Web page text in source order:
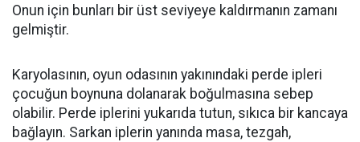
Onun için bunları bir üst seviyeye kaldırmanın zamanı
gelmiştir.
Karyolasının, oyun odasının yakınındaki perde ipleri
çocuğun boynuna dolanarak boğulmasına sebep
olabilir. Perde iplerini yukarıda tutun, sıkıca bir kancaya
bağlayın. Sarkan iplerin yanında masa, tezgah,